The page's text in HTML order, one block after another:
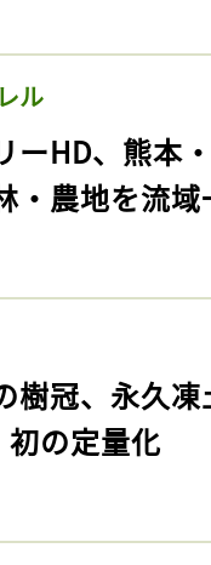
ル
ーHD、熊本
・農地を流
樹冠、永久
の定量化